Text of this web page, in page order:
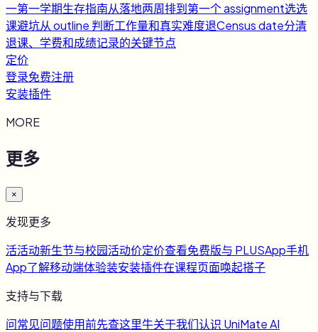
一第一学期生存指南从落地两周排到第一个 assignment选选
课避坑从 outline 判断工作量和真实难度退Census date分清
退课、学费和成绩记录的关键节点
定价
登录免费注册
安装插件
MORE
更多
×
发现更多
活活动新生节与校园活动价定价查看免费版与 PLUSApp手机
App了解移动端体验装安装插件在课程页面唤起搭子
支持与下载
问常见问题使用前先查这里牛关于我们认识 UniMate AI